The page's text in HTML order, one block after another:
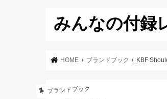
みんなの付録
HOME ブランドブック KBF
ブランドブック